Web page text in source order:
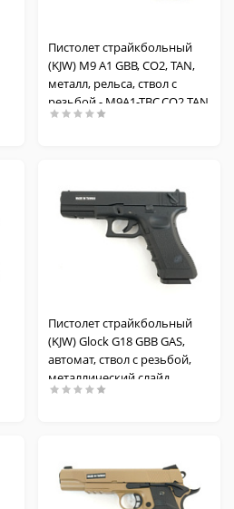
Пистолет страйкбольный
(KJW) M9 A1 GBB, CO2, TAN,
металл, рельса, ствол с
резьбой - M9A1-TBC.CO2 TAN
Пистолет страйкбольный
(KJW) Glock G18 GBB GAS,
автомат, ствол с резьбой,
металлический слайд,
модель - KP-18-TBC.GAS